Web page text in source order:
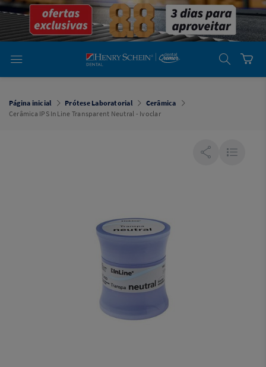
emDental
Cremer -
Henry Schein
Laboratório
Laboratório
Cremer -
Henry Schein
Página inicial Prótese Laboratorial
Cerâmica
Cerâmica IPS InLine Transparent Neutral - Ivoclar